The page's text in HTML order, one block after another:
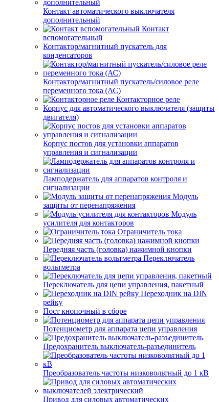
Контакт автоматического выключателя
дополнительный
Контакт
вспомогательный
Контактор/магнитный пускатель для
конденсаторов
Контактор/магнитный пускатель/силовое реле
переменного тока (АС)
Контакторное реле
Корпус для автоматического выключателя (защиты
двигателя)
Корпус постов для установки аппаратов
управления и сигнализации
Ламподержатель для аппаратов контроля и
сигнализации
Модуль
защиты от перенапряжения
Модуль
усилителя для контакторов
Ограничитель тока
Передняя часть (головка) нажимной кнопки
Переключатель
вольтметра
Переключатель для цепи управления, пакетный
Переходник на DIN
рейку
Пост кнопочный в сборе
Потенциометр для аппарата цепи управления
Предохранитель выключатель-разъединитель
Преобразователь частоты низковольтный до 1 кВ
Привод для силовых автоматических